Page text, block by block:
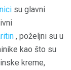
su glavni
, poželjni su u
kao što su
kreme,